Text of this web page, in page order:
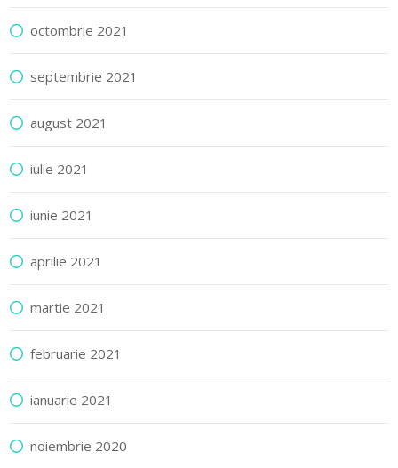
octombrie 2021
septembrie 2021
august 2021
iulie 2021
iunie 2021
aprilie 2021
martie 2021
februarie 2021
ianuarie 2021
noiembrie 2020